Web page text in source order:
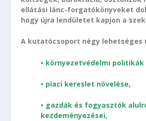
ellátási lánc-forgatókönyveket
hogy újra lendületet kapjon a
A kutatócsoport négy
• környezetvédelmi
• piaci kereslet növelése,
• gazdák és fogyasztók
kezdeményezései,